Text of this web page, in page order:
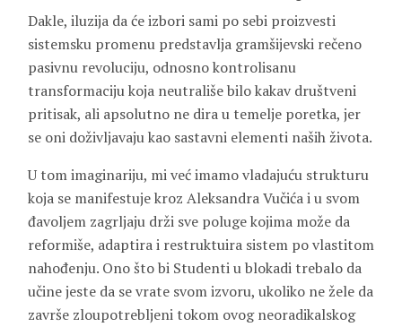
Dakle, iluzija da će izbori sami po sebi proizvesti
sistemsku promenu predstavlja gramšijevski rečeno
pasivnu revoluciju, odnosno kontrolisanu
transformaciju koja neutrališe bilo kakav društveni
pritisak, ali apsolutno ne dira u temelje poretka, jer
se oni doživljavaju kao sastavni elementi naših života.
U tom imaginariju, mi već imamo vladajuću strukturu
koja se manifestuje kroz Aleksandra Vučića i u svom
đavoljem zagrljaju drži sve poluge kojima može da
reformiše, adaptira i restruktuira sistem po vlastitom
nahođenju. Ono što bi Studenti u blokadi trebalo da
učine jeste da se vrate svom izvoru, ukoliko ne žele da
završe zloupotrebljeni tokom ovog neoradikalskog